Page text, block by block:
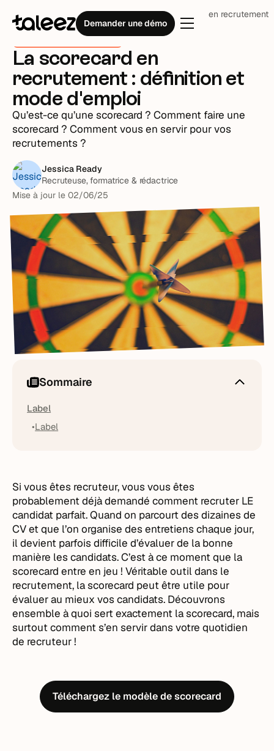
Demander une démo
Blog Processus recrutement La scorecard en recrutement
Processus recrutement
La scorecard en
recrutement : définition et
mode d'emploi
Qu’est-ce qu’une scorecard ? Comment faire une
scorecard ? Comment vous en servir pour vos
recrutements ?
Jessica Ready
Recruteuse, formatrice & rédactrice
Mise à jour le02/06/25
Sommaire
Label
Label
Si vous êtes recruteur, vous vous êtes
probablement déjà demandé comment recruter LE
candidat parfait. Quand on parcourt des dizaines de
CV et que l’on organise des entretiens chaque jour,
il devient parfois difficile d’évaluer de la bonne
manière les candidats. C’est à ce moment que la
scorecard entre en jeu ! Véritable outil dans le
recrutement, la scorecard peut être utile pour
évaluer au mieux vos candidats. Découvrons
ensemble à quoi sert exactement la scorecard, mais
surtout comment s’en servir dans votre quotidien
de recruteur !
Téléchargez le modèle de scorecard